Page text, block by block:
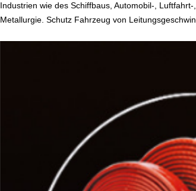
Industrien wie des Schiffbaus, Automobil-,
Metallurgie. Schutz Fahrzeug von